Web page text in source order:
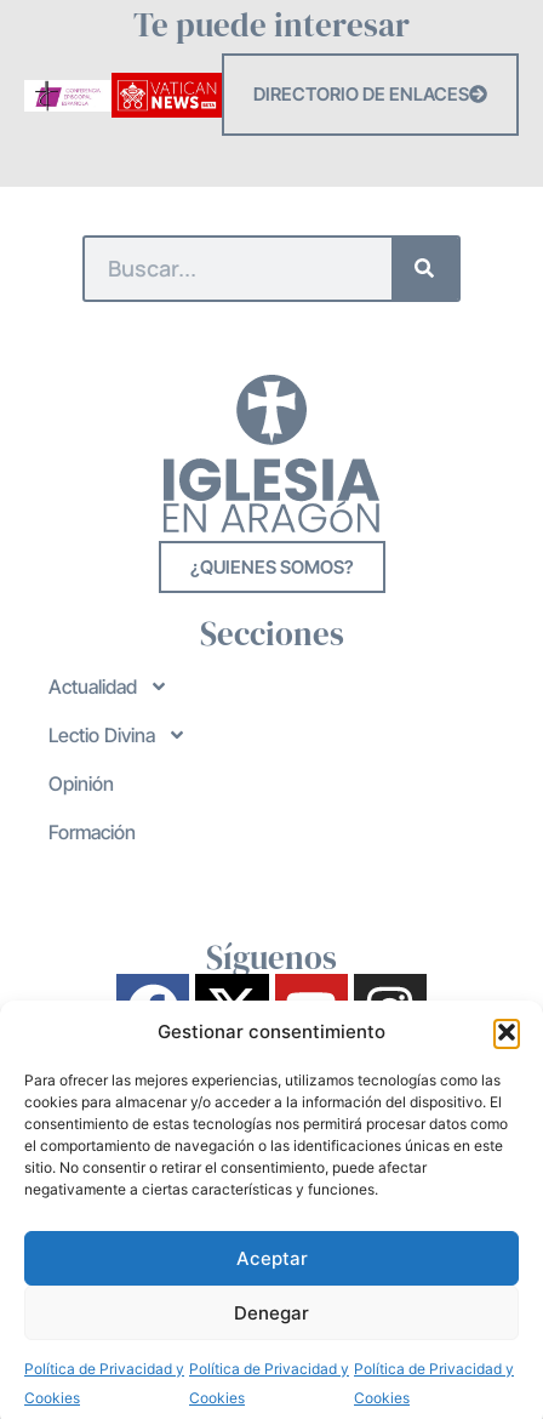
Gestionar consentimiento
Para ofrecer las mejores experiencias, utilizamos tecnologías como las
cookies para almacenar y/o acceder a la información del dispositivo. El
consentimiento de estas tecnologías nos permitirá procesar datos como
el comportamiento de navegación o las identificaciones únicas en este
sitio. No consentir o retirar el consentimiento, puede afectar
negativamente a ciertas características y funciones.
Aceptar
Denegar
Política de Privacidad y
Cookies
Política de Privacidad y
Cookies
Política de Privacidad y
Cookies
Te puede interesar
DIRECTORIO DE ENLACES
¿QUIENES SOMOS?
Secciones
Actualidad
Lectio Divina
Opinión
Formación
Síguenos